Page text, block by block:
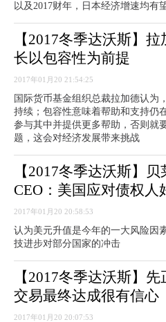
以及2017财年，日本经济增速均有
【2017冬季达沃斯】
长以包容性为前提
2017年01月20 21:54:25
国际货币基金组织总裁拉加德认为
持续；包容性意味着帮助和支持仍
参与其中并提供更多帮助，否则就
题，这会对经济发展带来挑战
【2017冬季达沃斯】贝
CEO：美国应对债权人
2017年01月20 20:58:53
认为美元升值是今年的一大风险因
技进步对部分国家的冲击
【2017冬季达沃斯】
交易最终达成很有信心
2017年01月20 20:07:53